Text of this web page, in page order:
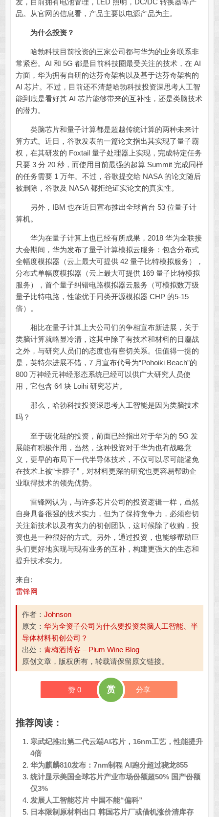
发，目前拥有电池管理，LED 照明，DC/DC 转换器等产
品。从官网的信息看，产品主要以电源产品为主。
为什么投资？
哈勃科技目前投资的三家公司都与华为的业务联系非
常紧密。AI 和 5G 都是目前科技圈最受关注的技术，在 AI
方面，华为拥有自研的达芬奇架构以及基于达芬奇架构的
AI 芯片。不过，目前还不清楚哈勃科技投资深思考人工智
能到底是看好其 AI 芯片能够带来的互补性，还是类脑技术
的潜力。
类脑芯片和量子计算都是超越传统计算的两种未来计
算方式。近日，谷歌发表的一篇论文指出其实现了量子霸
权，在其研发的 Foxtail 量子处理器上实现，完成特定任务
只要 3 分 20 秒，而使用目前最强的超算 Summit 完成同样
的任务需要 1 万年。不过，谷歌提交给 NASA 的论文随后
被删除，谷歌及 NASA 都拒绝证实论文的真实性。
另外，IBM 也在近日宣布推出全球首台 53 位量子计
算机。
华为在量子计算上也已经有所成果，2018 华为全联接
大会期间，华为发布了量子计算模拟云服务：包含分布式
全幅度模拟器（云上最大可提供 42 量子比特模拟服务），
分布式单幅度模拟器（云上最大可提供 169 量子比特模拟
服务），首个量子纠错电路模拟器云服务（可模拟数万级
量子比特电路，性能优于同类开源模拟器 CHP 的5-15
倍）。
相比在量子计算上大公司们的争相宣布新进展，关于
类脑计算就略显冷清，这其中除了有技术和材料的日鏖战
之外，与研究人员们的态度也有密切关系。但值得一提的
是，英特尔进展不错，7 月宣布代号为“Pohoiki Beach”的
800 万神经元神经形态系统已经可以供广大研究人员使
用，它包含 64 块 Loihi 研究芯片。
那么，哈勃科技投资深思考人工智能是因为类脑技术
吗？
至于碳化硅的投资，前面已经指出对于华为的 5G 发
展能有积极作用，当然，这种投资对于华为也有战略意
义，更早的布局下一代半导体技术，不仅可以尽可能避免
在技术上被“卡脖子”，对材料更深的研究也更容易帮助企
业取得技术的领先优势。
雷锋网认为，与许多芯片公司的投资逻辑一样，虽然
自身具备很强的技术实力，但为了保持竞争力，必须密切
关注新技术以及有实力的初创团队，这时候除了收购，投
资也是一种很好的方式。另外，通过投资，也能够帮助巨
头们更好地实现与现有业务的互补，构建更强大的生态和
提升技术实力。
来自:
雷锋网
作者： Johnson
原文： 华为全资子公司为什么要投资类脑人工智能、半
导体材料初创公司？
出处： 青梅酒博客 – Plum Wine Blog
原创文章，版权所有，转载请保留原文链接。
赞 0 赏 分享
推荐阅读：
寒武纪推出第二代云端AI芯片，16nm工艺，性能提升
4倍
华为麒麟810发布：7nm制程 AI跑分超过骁龙855
统计显示美国全球芯片产业市场份额超50% 国产份额
仅3%
发展人工智能芯片 中国不能“偏科”
日本限制原材料出口 韩国芯片厂或借机涨价清库存